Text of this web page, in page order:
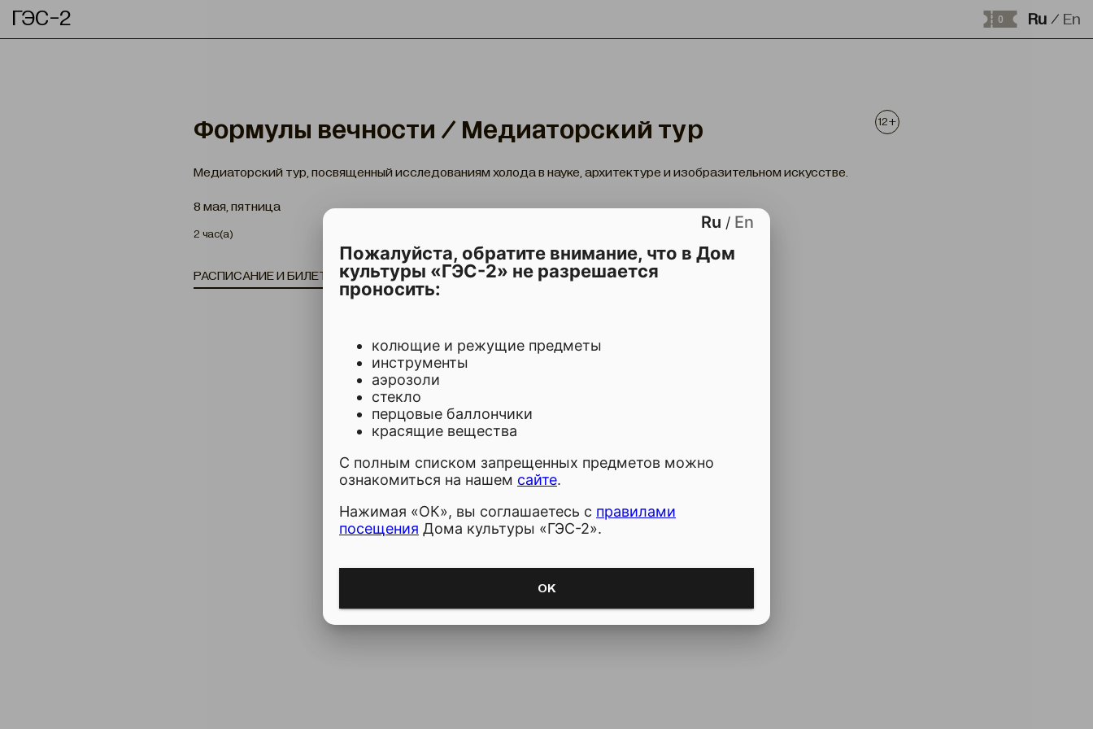
ГЭС-2 0 Ru / En
Формулы вечности / Медиаторский тур 12+
Медиаторский тур, посвященный исследованиям холода в науке, архитектуре и изобразительном искусстве.
8 мая, пятница
2 час(а)
РАСПИСАНИЕ И БИЛЕТЫ ОПИСАНИЕ
Подобрать другое событие
Ru / En
Пожалуйста, обратите внимание, что в Дом
культуры «ГЭС-2» не разрешается
проносить:
колющие и режущие предметы
инструменты
аэрозоли
стекло
перцовые баллончики
красящие вещества
С полным списком запрещенных предметов можно
ознакомиться на нашем сайте.
Нажимая «ОК», вы соглашаетесь с правилами
посещения Дома культуры «ГЭС-2».
OK